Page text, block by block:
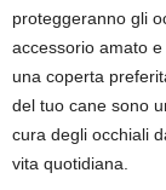
proteggeranno gli
accessorio amato
una coperta
del tuo cane sono
cura degli occhiali
vita quotidiana.